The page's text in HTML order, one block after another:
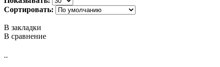
Сортировать:
В закладки
В сравнение
..